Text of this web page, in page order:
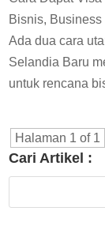
Bisnis,
Ada dua cara
Selandia Baru
untuk rencana
Halaman 1 of 1
Cari Artikel :